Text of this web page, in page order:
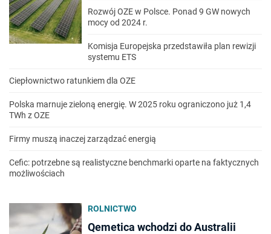
Rozwój OZE w Polsce. Ponad 9 GW nowych
mocy od 2024 r.
Komisja Europejska przedstawiła plan rewizji
systemu ETS
Ciepłownictwo ratunkiem dla OZE
Polska marnuje zieloną energię. W 2025 roku ograniczono już 1,4
TWh z OZE
Firmy muszą inaczej zarządzać energią
Cefic: potrzebne są realistyczne benchmarki oparte na faktycznych
możliwościach
ROLNICTWO
Qemetica wchodzi do Australii